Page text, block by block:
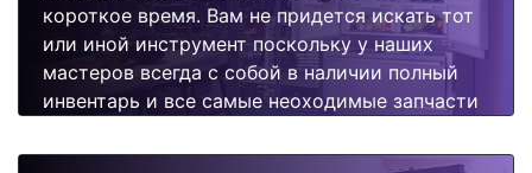
короткое время. Вам не придется искать тот
или иной инструмент поскольку у наших
мастеров всегда с собой в наличии полный
инвентарь и все самые неоходимые запчасти
быстро, качественно и недорого.